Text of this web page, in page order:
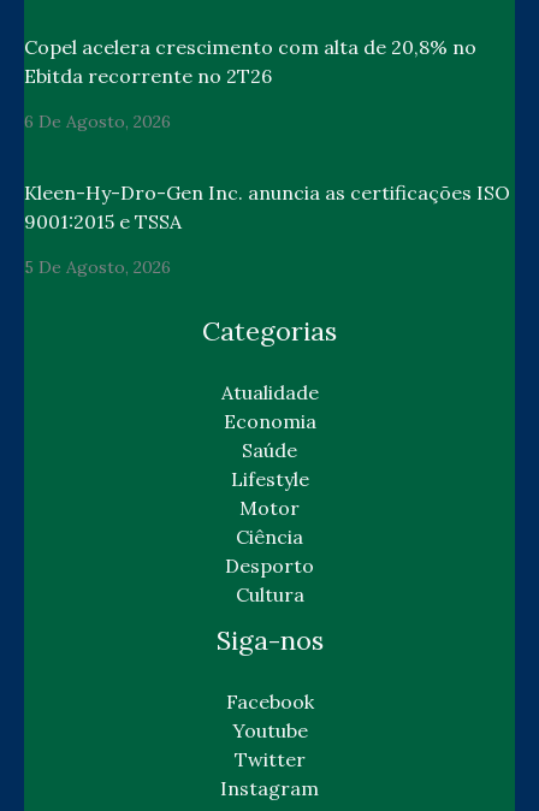
Copel acelera crescimento com alta de 20,8% no
Ebitda recorrente no 2T26
6 De Agosto, 2026
Kleen-Hy-Dro-Gen Inc. anuncia as certificações ISO
9001:2015 e TSSA
5 De Agosto, 2026
Categorias
Atualidade
Economia
Saúde
Lifestyle
Motor
Ciência
Desporto
Cultura
Siga-nos
Facebook
Youtube
Twitter
Instagram